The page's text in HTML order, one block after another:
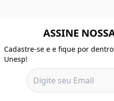
ASSINE
Cadastre-se e e fique por
Unesp!